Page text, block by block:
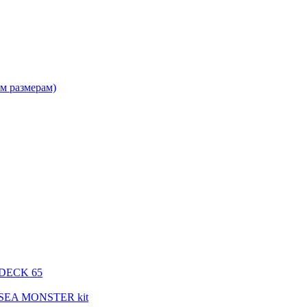
размерам)
65
MONSTER kit